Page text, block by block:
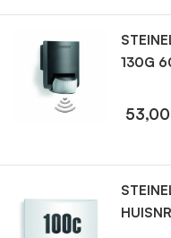
130G
53,00